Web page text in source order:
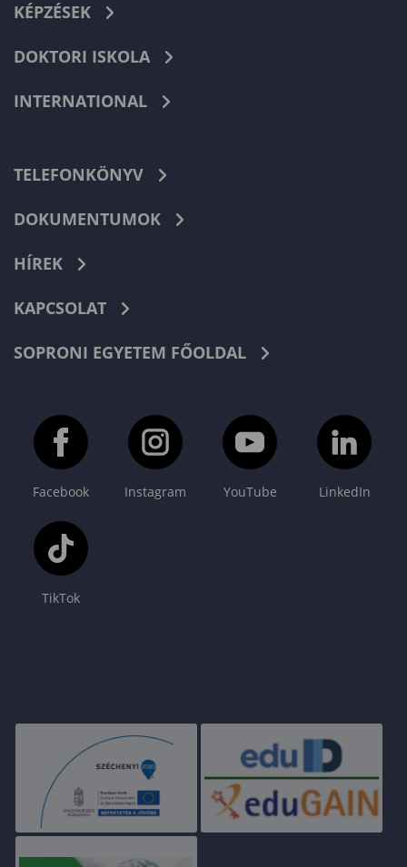
KÉPZÉSEK
DOKTORI ISKOLA
INTERNATIONAL
TELEFONKÖNYV
DOKUMENTUMOK
HÍREK
KAPCSOLAT
SOPRONI EGYETEM FŐOLDAL
Facebook Instagram YouTube LinkedIn
TikTok